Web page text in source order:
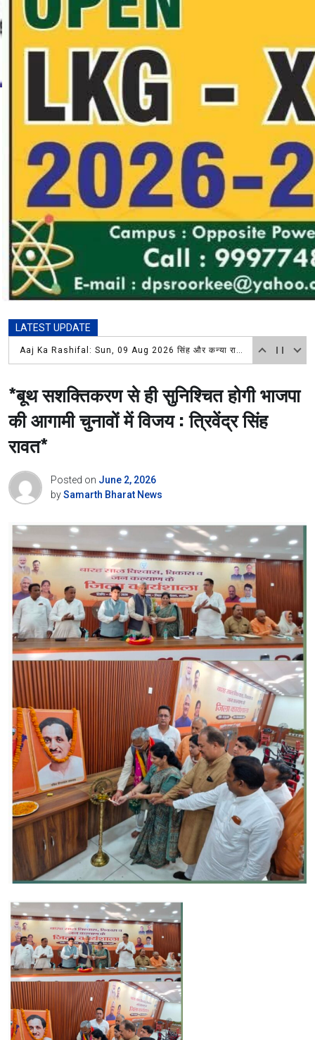
LATEST UPDATE
अंतर्राष्ट्रीय मानवाधिकार ब्यूरो उत्तराखंड प्रदेश अध्यक्ष अधिवक्ता नवीन कुमार जैन एवं तहसील शिवमन्दिर समिति अध्यक्ष सतबीर सिंह राणा व पदाधिकारीगणो के तत्वावधान
*बूथ सशक्तिकरण से ही सुनिश्चित होगी भाजपा
की आगामी चुनावों में विजय : त्रिवेंद्र सिंह
रावत*
Posted on June 2, 2026
bySamarth Bharat News